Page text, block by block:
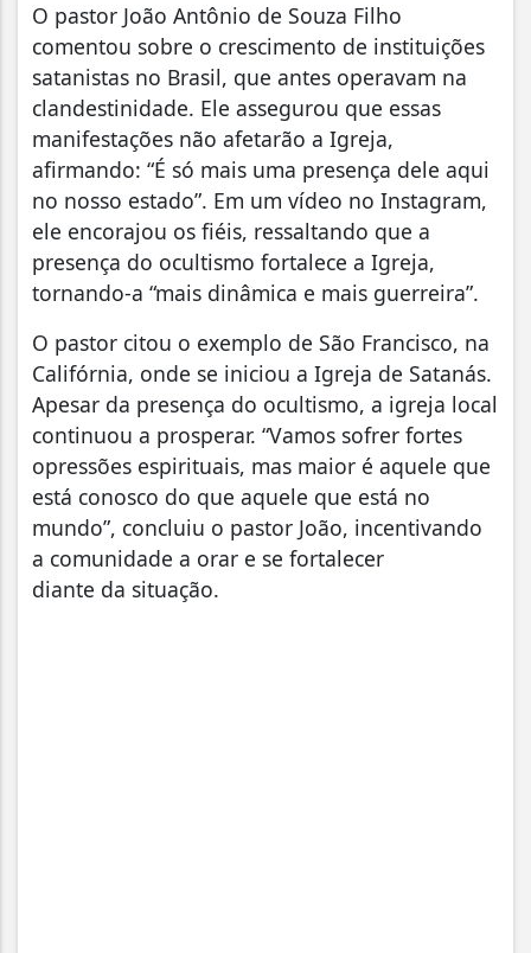
O pastor João Antônio de Souza Filho
comentou sobre o crescimento de instituições
satanistas no Brasil, que antes operavam na
clandestinidade. Ele assegurou que essas
manifestações não afetarão a Igreja,
afirmando: “É só mais uma presença dele aqui
no nosso estado”. Em um vídeo no Instagram,
ele encorajou os fiéis, ressaltando que a
presença do ocultismo fortalece a Igreja,
tornando-a “mais dinâmica e mais guerreira”.
O pastor citou o exemplo de São Francisco, na
Califórnia, onde se iniciou a Igreja de Satanás.
Apesar da presença do ocultismo, a igreja local
continuou a prosperar. “Vamos sofrer fortes
opressões espirituais, mas maior é aquele que
está conosco do que aquele que está no
mundo”, concluiu o pastor João, incentivando
a comunidade a orar e se fortalecer
diante da situação.